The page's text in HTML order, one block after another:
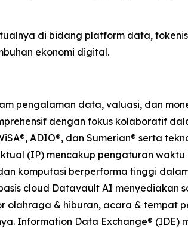
di bidang platform data,
ekonomi digital.
pengalaman data, valuasi, dan
dengan fokus kolaboratif
ADIO®, dan Sumerian® serta
(IP) mencakup pengaturan waktu
komputasi berperforma tinggi
cloud Datavault AI menyediakan
olahraga & hiburan, acara & tempat
Information Data Exchange® (IDE)